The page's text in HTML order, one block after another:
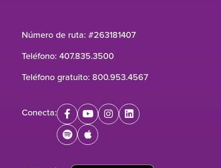
Número de ruta: #263181407
Teléfono: 407.835.3500
Teléfono gratuito: 800.953.4567
Conecta:
facebook
youtubeinstagram
linkedin
spotifyapple